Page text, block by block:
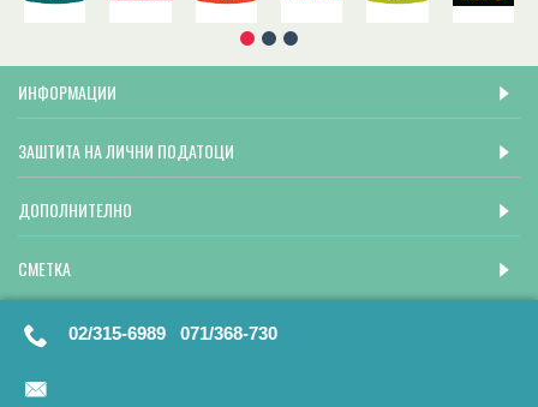
ИНФОРМАЦИИ
ЗАШТИТА НА ЛИЧНИ ПОДАТОЦИ
ДОПОЛНИТЕЛНО
СМЕТКА
02/315-6989 071/368-730